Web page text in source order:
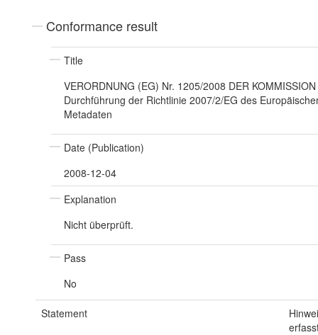
Conformance result
Title
VERORDNUNG (EG) Nr. 1205/2008 DER
Durchführung der Richtlinie 2007/2/EG des
Metadaten
Date (Publication)
2008-12-04
Explanation
Nicht überprüft.
Pass
No
Statement